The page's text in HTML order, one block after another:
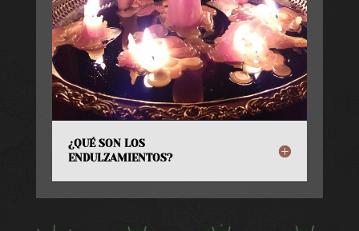
¿QUÉ SON LOS
ENDULZAMIENTOS?